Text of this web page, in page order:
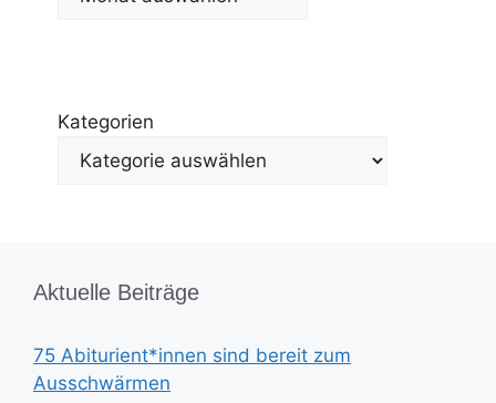
Kategorien
Aktuelle Beiträge
75 Abiturient*innen sind bereit zum
Ausschwärmen